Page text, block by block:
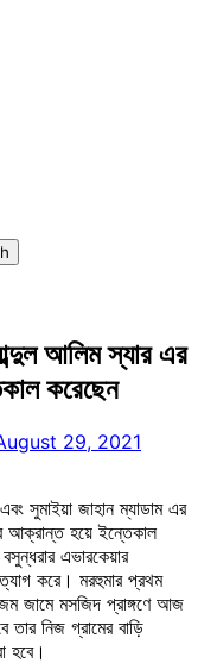
আলিম স্যার এর
করেছেন
29, 2021
সুমাইয়া জাহান ম্যাডাম এর
আক্রান্ত হয়ে ইন্তেকাল
এভারকেয়ার
করে। মরহুমার প্রথম
জামে মসজিদ প্রাঙ্গণে আজ
তার নিজ গ্রামের বাড়ি
হবে।